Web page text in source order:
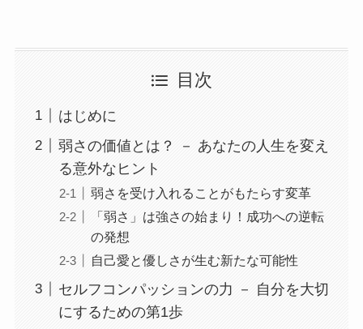
目次
はじめに
弱さの価値とは？ － あなたの人生を変え
る意外なヒント
弱さを受け入れることがもたらす変革
「弱さ」は強さの始まり！成功への逆転
の発想
自己愛と優しさが生む新たな可能性
セルフコンパッションの力 － 自分を大切
にするための第1歩